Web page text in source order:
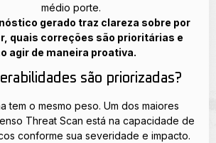
médio porte.
gerado traz clareza sobre por
quais correções são prioritárias e
agir de maneira proativa.
são priorizadas?
tem o mesmo peso. Um dos maiores
Threat Scan está na capacidade de
conforme sua severidade e impacto.